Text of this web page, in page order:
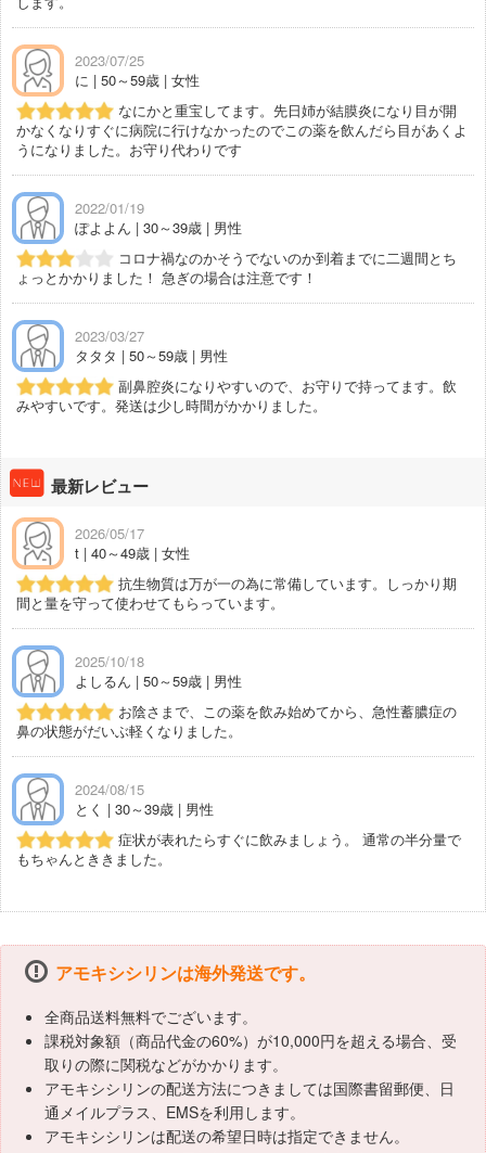
2023/07/25
に | 50～59歳 | 女性
なにかと重宝してます。先日姉が結膜炎になり目が開
かなくなりすぐに病院に行けなかったのでこの薬を飲んだら目があくよ
うになりました。お守り代わりです
2022/01/19
ぽよよん | 30～39歳 | 男性
コロナ禍なのかそうでないのか到着までに二週間とち
ょっとかかりました！ 急ぎの場合は注意です！
2023/03/27
タタタ | 50～59歳 | 男性
副鼻腔炎になりやすいので、お守りで持ってます。飲
みやすいです。発送は少し時間がかかりました。
最新レビュー
2026/05/17
t | 40～49歳 | 女性
抗生物質は万が一の為に常備しています。しっかり期
間と量を守って使わせてもらっています。
2025/10/18
よしるん | 50～59歳 | 男性
お陰さまで、この薬を飲み始めてから、急性蓄膿症の
鼻の状態がだいぶ軽くなりました。
2024/08/15
とく | 30～39歳 | 男性
症状が表れたらすぐに飲みましょう。 通常の半分量で
もちゃんとききました。
アモキシシリンは海外発送です。
全商品送料無料でございます。
課税対象額（商品代金の60%）が10,000円を超える場合、受
取りの際に関税などがかかります。
アモキシシリンの配送方法につきましては国際書留郵便、日
通メイルプラス、EMSを利用します。
アモキシシリンは配送の希望日時は指定できません。